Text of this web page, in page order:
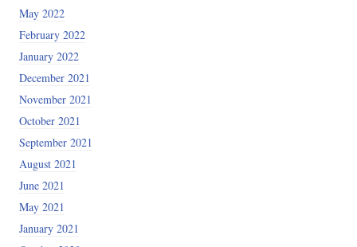
May 2022
February 2022
January 2022
December 2021
November 2021
October 2021
September 2021
August 2021
June 2021
May 2021
January 2021